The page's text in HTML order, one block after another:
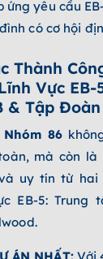
ứng yêu cầu
có cơ hội
Thành
Vực
& Tập
86
mà còn là
uy tín từ hai
EB-5: Trung